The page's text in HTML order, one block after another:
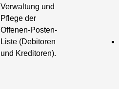
Verwaltung und
Pflege der
Offenen-Posten-
Liste (Debitoren
und Kreditoren).